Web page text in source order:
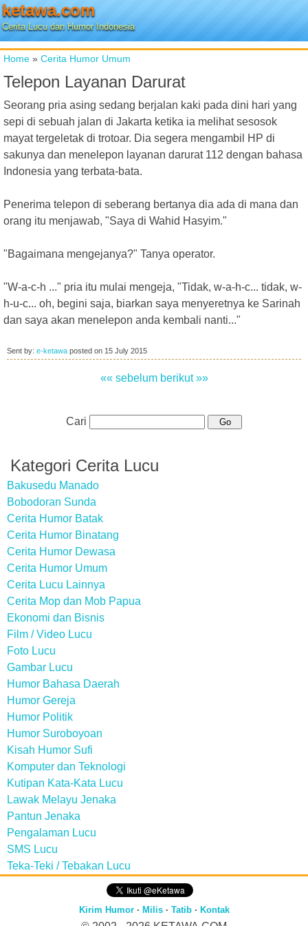
ketawa.com
Cerita Lucu dan Humor Indonesia
Home » Cerita Humor Umum
Telepon Layanan Darurat
Seorang pria asing sedang berjalan kaki pada dini hari yang
sepi di sebuah jalan di Jakarta ketika ia melihat sesosok
mayat tergeletak di trotoar. Dia segera mengambil HP di
sakunya dan menelepon layanan darurat 112 dengan bahasa
Indonesia yang terbata-bata.
Penerima telepon di seberang bertanya dia ada di mana dan
orang itu menjawab, "Saya di Wahid Hasyim."
"Bagaimana mengejanya?" Tanya operator.
"W-a-c-h ..." pria itu mulai mengeja, "Tidak, w-a-h-c... tidak, w-
h-u-c... oh, begini saja, biarkan saya menyeretnya ke Sarinah
dan saya akan menelepon anda kembali nanti..."
Sent by: e-ketawa posted on 15 July 2015
«« sebelum berikut »»
Cari
Kategori Cerita Lucu
Bakusedu Manado
Bobodoran Sunda
Cerita Humor Batak
Cerita Humor Binatang
Cerita Humor Dewasa
Cerita Humor Umum
Cerita Lucu Lainnya
Cerita Mop dan Mob Papua
Ekonomi dan Bisnis
Film / Video Lucu
Foto Lucu
Gambar Lucu
Humor Bahasa Daerah
Humor Gereja
Humor Politik
Humor Suroboyoan
Kisah Humor Sufi
Komputer dan Teknologi
Kutipan Kata-Kata Lucu
Lawak Melayu Jenaka
Pantun Jenaka
Pengalaman Lucu
SMS Lucu
Teka-Teki / Tebakan Lucu
Kirim Humor· Milis· Tatib· Kontak